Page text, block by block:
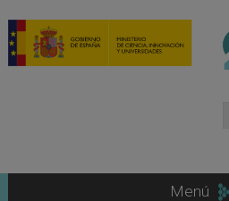
Menú